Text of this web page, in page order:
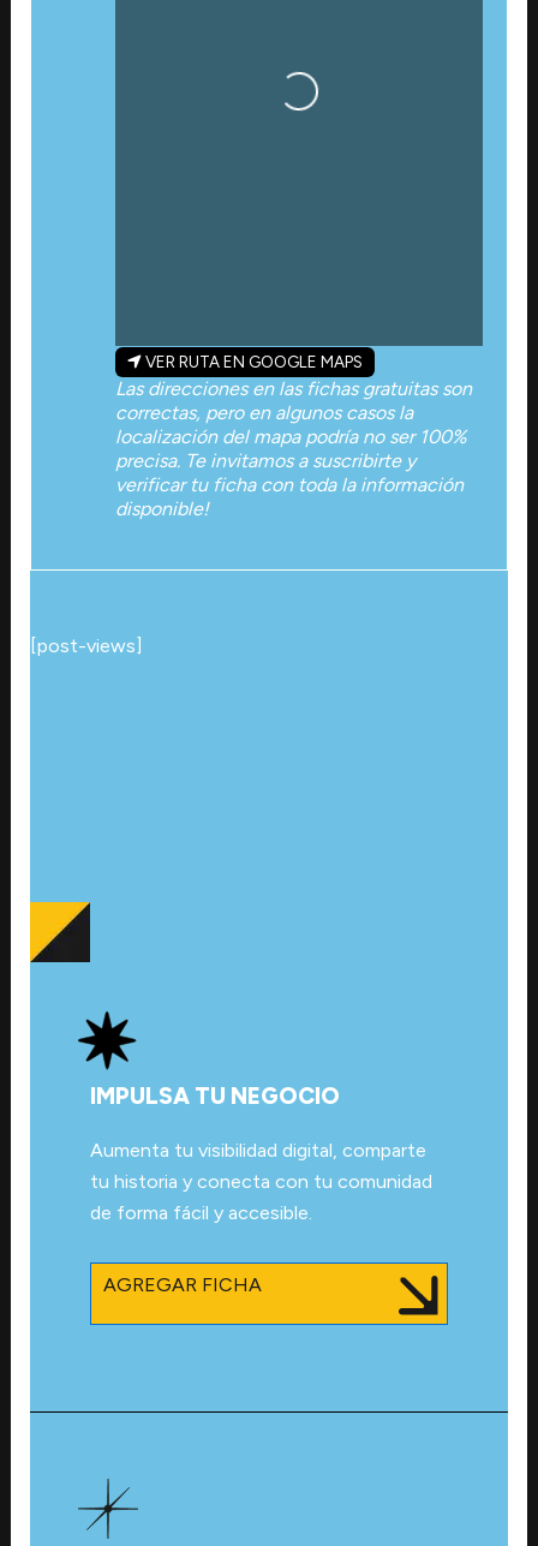
Cargando…
VER RUTA EN GOOGLE MAPS
Las direcciones en las fichas gratuitas son
correctas, pero en algunos casos la
localización del mapa podría no ser 100%
precisa. Te invitamos a suscribirte y
verificar tu ficha con toda la información
disponible!
[post-views]
IMPULSA TU NEGOCIO
Aumenta tu visibilidad digital, comparte
tu historia y conecta con tu comunidad
de forma fácil y accesible.
AGREGAR FICHA